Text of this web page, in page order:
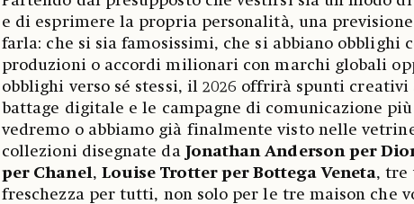
e di esprimere la propria personalità, una
farla: che si sia famosissimi, che si abbiano obblighi
produzioni o accordi milionari con marchi globali
obblighi verso sé stessi, il 2026 offrirà spunti
battage digitale e le campagne di comunicazione
vedremo o abbiamo già finalmente visto nelle
collezioni disegnate da Jonathan Anderson per
per Chanel, Louise Trotter per Bottega Veneta, tre
freschezza per tutti, non solo per le tre maison che